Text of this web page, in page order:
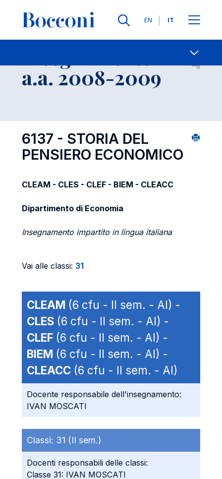
Lingue
EN IT
-
a.a. 2008-2009 Open
6137 - STORIA DEL
PENSIERO ECONOMICO
CLEAM - CLES - CLEF - BIEM - CLEACC
Dipartimento di Economia
Insegnamento impartito in lingua italiana
Vai alle classi: 31
CLEAM (6 cfu - II sem. - AI) -
CLES (6 cfu - II sem. - AI) -
CLEF (6 cfu - II sem. - AI) -
BIEM (6 cfu - II sem. - AI) -
CLEACC (6 cfu - II sem. - AI)
Docente responsabile dell'insegnamento:
IVAN MOSCATI
Classi: 31 (II sem.)
Docenti responsabili delle classi:
Classe 31: IVAN MOSCATI